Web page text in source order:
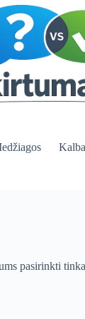
Kalba
pasirinkti